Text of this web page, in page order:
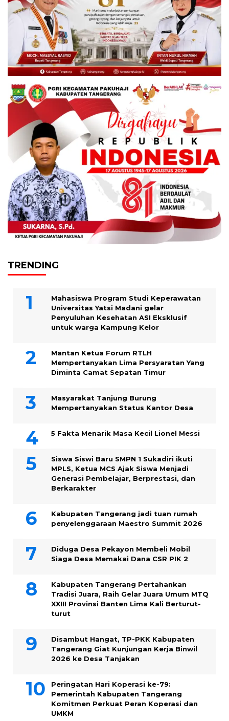
TRENDING
Mahasiswa Program Studi Keperawatan
Universitas Yatsi Madani gelar
Penyuluhan Kesehatan ASI Eksklusif
untuk warga Kampung ‎Kelor
Mantan Ketua Forum RTLH
Mempertanyakan Lima Persyaratan Yang
Diminta Camat Sepatan Timur
Masyarakat Tanjung Burung
Mempertanyakan Status Kantor Desa
5 Fakta Menarik Masa Kecil Lionel Messi
Siswa Siswi Baru SMPN 1 Sukadiri ikuti
MPLS, Ketua MCS Ajak Siswa Menjadi
Generasi Pembelajar, Berprestasi, dan
Berkarakter
Kabupaten Tangerang jadi tuan rumah
penyelenggaraan Maestro Summit 2026
Diduga Desa Pekayon Membeli Mobil
Siaga Desa Memakai Dana CSR PIK 2
Kabupaten Tangerang Pertahankan
Tradisi Juara, Raih Gelar Juara Umum MTQ
XXIII Provinsi Banten Lima Kali Berturut-
turut
Disambut Hangat, TP-PKK Kabupaten
Tangerang Giat Kunjungan Kerja Binwil
2026 ke Desa Tanjakan
Peringatan Hari Koperasi ke-79:
Pemerintah Kabupaten Tangerang
Komitmen Perkuat Peran Koperasi dan
UMKM